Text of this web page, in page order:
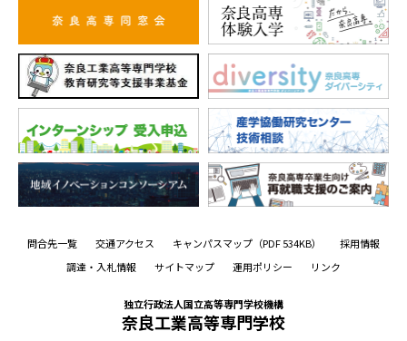
問合先一覧 交通アクセス キャンパスマップ （PDF 534KB）
採用情報
調達・入札情報
サイトマップ 運用ポリシー リンク
独立行政法人国立高等専門学校機構
奈良工業高等専門学校